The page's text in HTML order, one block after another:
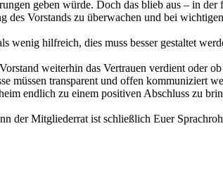
geben würde. Doch das blieb aus – in
Vorstands zu überwachen und bei
wenig hilfreich, dies muss besser gestaltet
weiterhin das Vertrauen verdient oder
müssen transparent und offen kommuniziert
endlich zu einem positiven Abschluss zu
der Mitgliederrat ist schließlich Euer